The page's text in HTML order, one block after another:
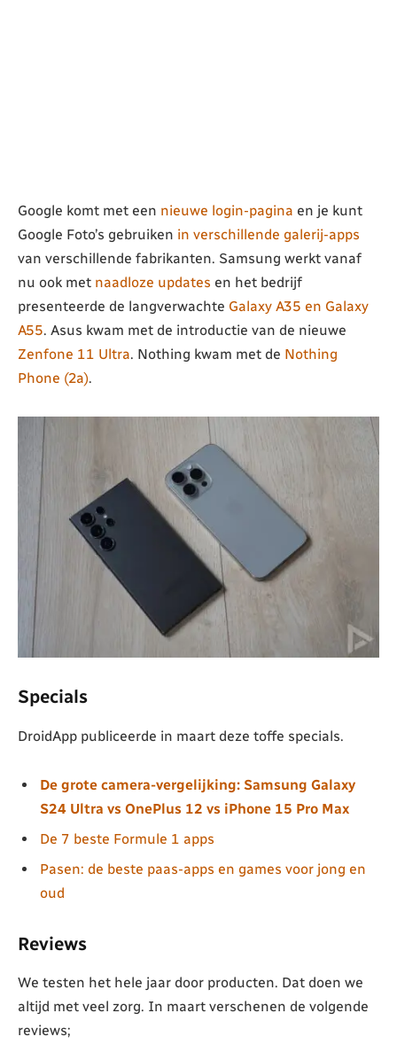
Google komt met een nieuwe login-pagina en je kunt
Google Foto’s gebruiken in verschillende galerij-apps
van verschillende fabrikanten. Samsung werkt vanaf
nu ook met naadloze updates en het bedrijf
presenteerde de langverwachte Galaxy A35 en Galaxy
A55. Asus kwam met de introductie van de nieuwe
Zenfone 11 Ultra. Nothing kwam met de Nothing
Phone (2a).
Specials
DroidApp publiceerde in maart deze toffe specials.
De grote camera-vergelijking: Samsung Galaxy
S24 Ultra vs OnePlus 12 vs iPhone 15 Pro Max
De 7 beste Formule 1 apps
Pasen: de beste paas-apps en games voor jong en
oud
Reviews
We testen het hele jaar door producten. Dat doen we
altijd met veel zorg. In maart verschenen de volgende
reviews;